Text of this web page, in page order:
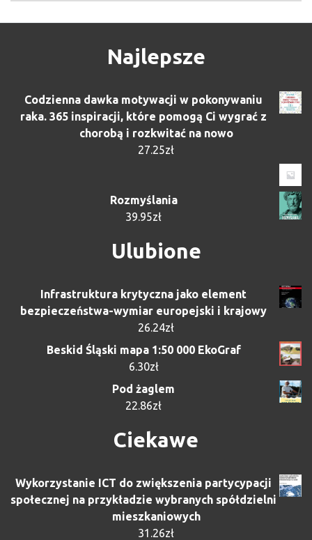
Najlepsze
Codzienna dawka motywacji w pokonywaniu
raka. 365 inspiracji, które pomogą Ci wygrać z
chorobą i rozkwitać na nowo
27.25zł
Rozmyślania
39.95zł
Ulubione
Infrastruktura krytyczna jako element
bezpieczeństwa-wymiar europejski i krajowy
26.24zł
Beskid Śląski mapa 1:50 000 EkoGraf
6.30zł
Pod żaglem
22.86zł
Ciekawe
Wykorzystanie ICT do zwiększenia partycypacji
społecznej na przykładzie wybranych spółdzielni
mieszkaniowych
31.26zł